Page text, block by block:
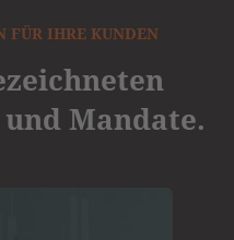
FÜR IHRE KUNDEN
Mandate.